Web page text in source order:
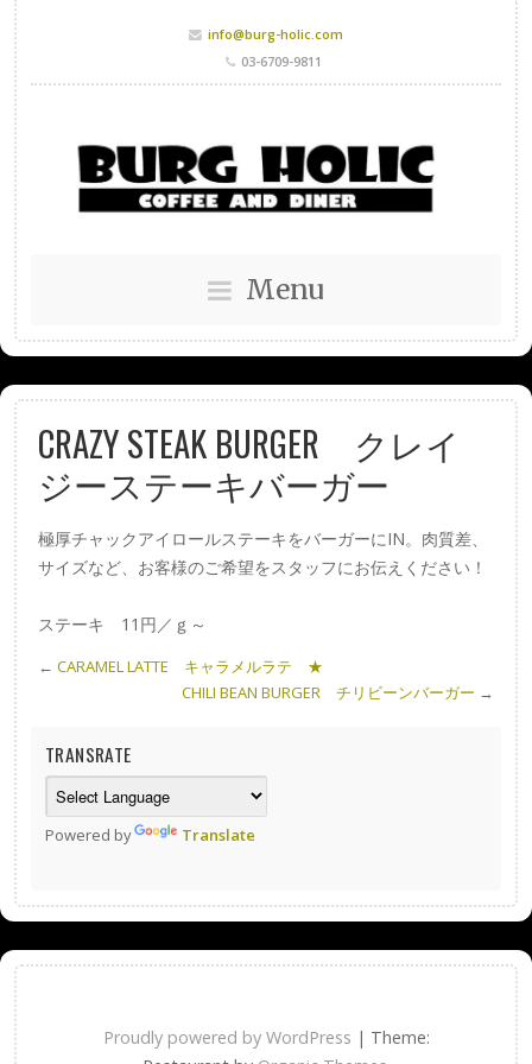
info@burg-holic.com
03-6709-9811
Menu
CRAZY STEAK BURGER クレイ
ジーステーキバーガー
極厚チャックアイロールステーキをバーガーにIN。肉質差、
サイズなど、お客様のご希望をスタッフにお伝えください！
ステーキ 11円／ｇ～
← CARAMEL LATTE キャラメルラテ ★
CHILI BEAN BURGER チリビーンバーガー →
TRANSRATE
Powered by Translate
Proudly powered by WordPress | Theme: